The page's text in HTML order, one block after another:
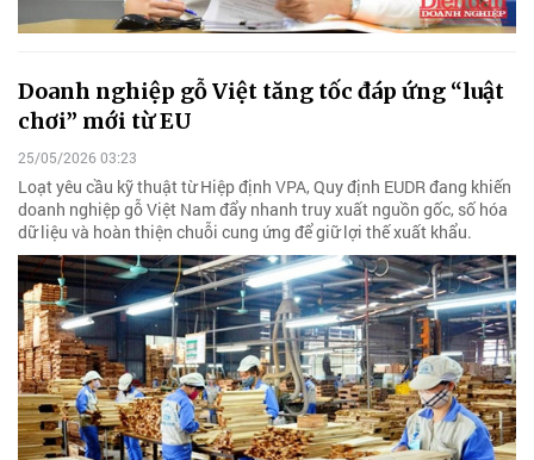
Doanh nghiệp gỗ Việt tăng tốc đáp ứng “luật
chơi” mới từ EU
25/05/2026 03:23
Loạt yêu cầu kỹ thuật từ Hiệp định VPA, Quy định EUDR đang khiến
doanh nghiệp gỗ Việt Nam đẩy nhanh truy xuất nguồn gốc, số hóa
dữ liệu và hoàn thiện chuỗi cung ứng để giữ lợi thế xuất khẩu.